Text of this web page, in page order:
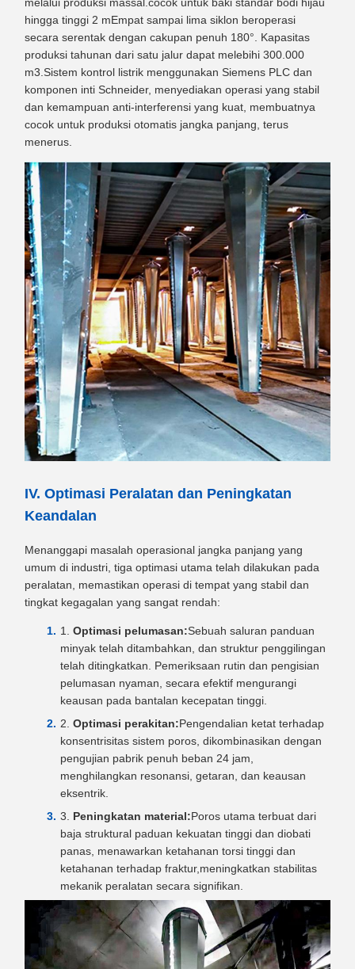
hingga tinggi 2 mEmpat sampai lima siklon beroperasi
secara serentak dengan cakupan penuh 180°. Kapasitas
produksi tahunan dari satu jalur dapat melebihi 300.000
m3.Sistem kontrol listrik menggunakan Siemens PLC dan
komponen inti Schneider, menyediakan operasi yang stabil
dan kemampuan anti-interferensi yang kuat, membuatnya
cocok untuk produksi otomatis jangka panjang, terus
menerus.
IV. Optimasi Peralatan dan Peningkatan
Keandalan
Menanggapi masalah operasional jangka panjang yang
umum di industri, tiga optimasi utama telah dilakukan pada
peralatan, memastikan operasi di tempat yang stabil dan
tingkat kegagalan yang sangat rendah:
Optimasi pelumasan:Sebuah saluran panduan
minyak telah ditambahkan, dan struktur penggilingan
telah ditingkatkan. Pemeriksaan rutin dan pengisian
pelumasan nyaman, secara efektif mengurangi
keausan pada bantalan kecepatan tinggi.
Optimasi perakitan:Pengendalian ketat terhadap
konsentrisitas sistem poros, dikombinasikan dengan
pengujian pabrik penuh beban 24 jam,
menghilangkan resonansi, getaran, dan keausan
eksentrik.
Peningkatan material:Poros utama terbuat dari
baja struktural paduan kekuatan tinggi dan diobati
panas, menawarkan ketahanan torsi tinggi dan
ketahanan terhadap fraktur,meningkatkan stabilitas
mekanik peralatan secara signifikan.